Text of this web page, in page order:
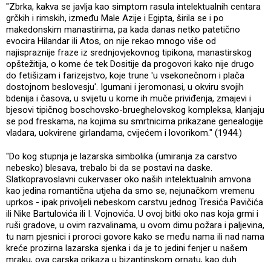
"Zbrka, kakva se javlja kao simptom rasula intelektualnih centara
grčkih i rimskih, između Male Azije i Egipta, širila se i po
makedonskim manastirima, pa kada danas netko patetično
evocira Hilandar ili Atos, on nije rekao mnogo više od
najispraznije fraze iz srednjovjekovnog tipikona, manastirskog
opštežitija, o kome će tek Dositije da progovori kako nije drugo
do fetišizam i farizejstvo, koje trune 'u vsekonečnom i plača
dostojnom beslovesju'. Igumani i jeromonasi, u okviru svojih
bdenija i časova, u svijetu u kome ih muče priviđenja, zmajevi i
bjesovi tipičnog boschovsko-brueghelovskog kompleksa, klanjaju
se pod freskama, na kojima su smrtnicima prikazane genealogije
vladara, uokvirene girlandama, cvijećem i lovorikom." (1944.)
"Do kog stupnja je lazarska simbolika (umiranja za carstvo
nebesko) blesava, trebalo bi da se postavi na daske.
Slatkopravoslavni cukervaser oko naših intelektualnih amvona
kao jedina romantična utjeha da smo se, nejunačkom vremenu
uprkos - ipak privoljeli nebeskom carstvu jednog Tresića Pavičića
ili Nike Bartulovića ili I. Vojnovića. U ovoj bitki oko nas koja grmi i
ruši gradove, u ovim razvalinama, u ovom dimu požara i paljevina,
tu nam pjesnici i proroci govore kako se među nama ili nad nama
kreće prozirna lazarska sjenka i da je to jedini fenjer u našem
mraku, ova carska prikaza u bizantinskom ornatu, kao duh